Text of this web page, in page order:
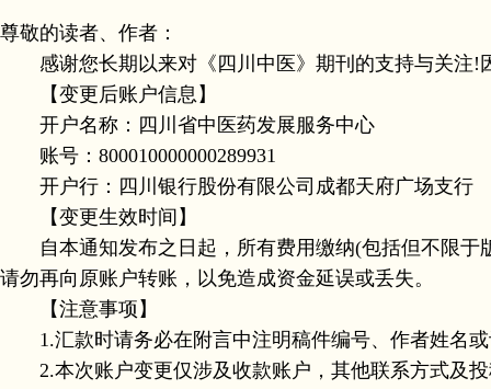
尊敬的读者、作者：
感谢您长期以来对《四川中医》期刊的支持与关注!
【变更后账户信息】
开户名称：四川省中医药发展服务中心
账号：800010000000289931
开户行：四川银行股份有限公司成都天府广场支行
【变更生效时间】
自本通知发布之日起，所有费用缴纳(包括但不限于版
请勿再向原账户转账，以免造成资金延误或丢失。
【注意事项】
1.汇款时请务必在附言中注明稿件编号、作者姓名或
2.本次账户变更仅涉及收款账户，其他联系方式及投